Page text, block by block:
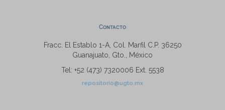
Contacto
Fracc. El Establo 1-A, Col. Marfil C.P. 36250
Guanajuato, Gto., México
Tel: +52 (473) 7320006 Ext. 5538
repositorio@ugto.mx